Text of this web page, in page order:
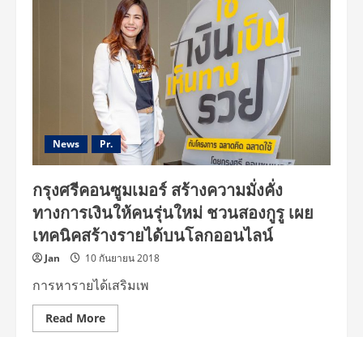
News Pr.
กรุงศรีคอนซูมเมอร์ สร้างความมั่งคั่ง
ทางการเงินให้คนรุ่นใหม่ ชวนสองกูรู เผย
เทคนิคสร้างรายได้บนโลกออนไลน์
Jan 10 กันยายน 2018
การหารายได้เสริมเพ
Read MoreRead
more